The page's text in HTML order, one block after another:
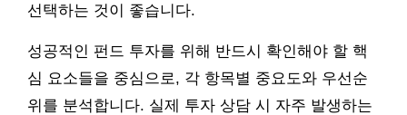
선택하는 것이 좋습니다.
성공적인 펀드 투자를 위해 반드시 확인해야 할 핵
심 요소들을 중심으로, 각 항목별 중요도와 우선순
위를 분석합니다. 실제 투자 상담 시 자주 발생하는